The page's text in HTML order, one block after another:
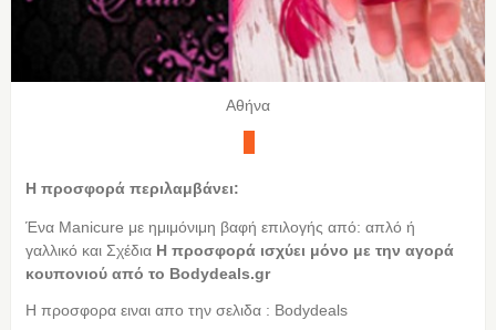
Αθήνα
Η προσφορά περιλαμβάνει:
Ένα Manicure με ημιμόνιμη βαφή επιλογής από: απλό ή
γαλλικό και Σχέδια Η προσφορά ισχύει μόνο με την αγορά
κουπονιού από τo Bodydeals.gr
Η προσφορα ειναι απο την σελιδα : Bodydeals